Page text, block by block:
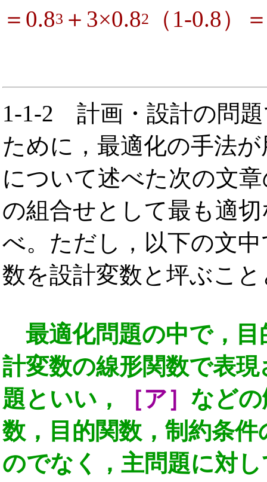
＝0.83 ＋3×0.82 （1-0.8）
1-1-2 計画・設計の問
ために，最適化の手法
について述べた次の文
の組合せとして最も適
べ。ただし，以下の文
数を設計変数と坪ぶこ
最適化問題の中で，目
計変数の線形関数で表
題といい，
［ア］ など
数，目的関数，制約条
のでなく，主問題に対